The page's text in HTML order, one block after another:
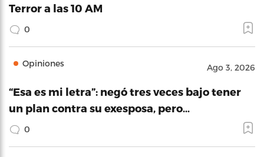
Terror a las 10 AM
0
Opiniones Ago 3, 2026
“Esa es mi letra”: negó tres veces bajo tener
un plan contra su exesposa, pero…
0